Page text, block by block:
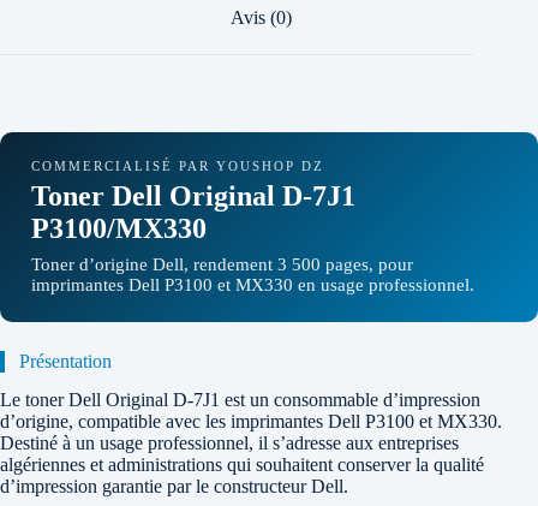
Avis (0)
COMMERCIALISÉ PAR YOUSHOP DZ
Toner Dell Original D-7J1
P3100/MX330
Toner d’origine Dell, rendement 3 500 pages, pour
imprimantes Dell P3100 et MX330 en usage professionnel.
Présentation
Le toner Dell Original D-7J1 est un consommable d’impression
d’origine, compatible avec les imprimantes Dell P3100 et MX330.
Destiné à un usage professionnel, il s’adresse aux entreprises
algériennes et administrations qui souhaitent conserver la qualité
d’impression garantie par le constructeur Dell.